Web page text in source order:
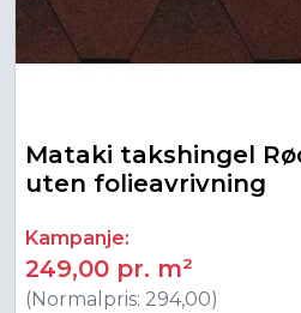
Mataki takshingel
uten folieavrivning
Kampanje:
249,00 pr. m²
(Normalpris: 294,00)